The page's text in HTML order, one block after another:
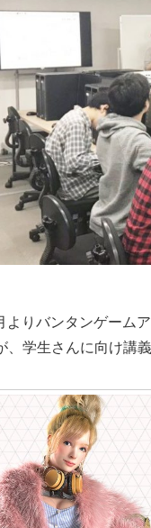
よりバンタンゲーム
、学生さんに向け講